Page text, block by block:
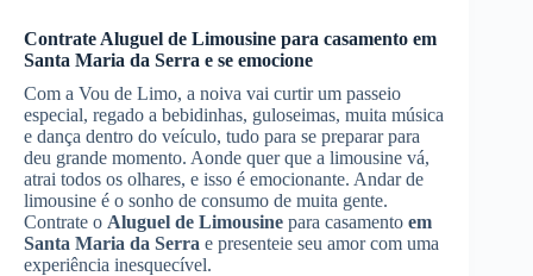
Contrate Aluguel de Limousine para casamento em
Santa Maria da Serra e se emocione
Com a Vou de Limo, a noiva vai curtir um passeio
especial, regado a bebidinhas, guloseimas, muita música
e dança dentro do veículo, tudo para se preparar para
deu grande momento. Aonde quer que a limousine vá,
atrai todos os olhares, e isso é emocionante. Andar de
limousine é o sonho de consumo de muita gente.
Contrate o Aluguel de Limousine para casamento em
Santa Maria da Serra e presenteie seu amor com uma
experiência inesquecível.